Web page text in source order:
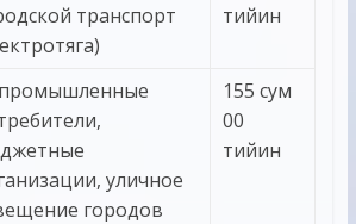
транспорт
тийин
уличное
городов
155 сум
00
тийин